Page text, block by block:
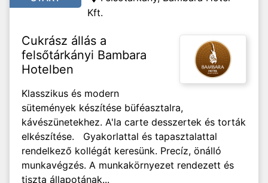
Kft.
Cukrász állás a
felsőtárkányi Bambara
Hotelben
Klasszikus és modern
sütemények készítése büféasztalra,
kávészünetekhez. A'la carte desszertek és torták
elkészítése. Gyakorlattal és tapasztalattal
rendelkező kollégát keresünk. Precíz, önálló
munkavégzés. A munkakörnyezet rendezett és
tiszta állapotának...